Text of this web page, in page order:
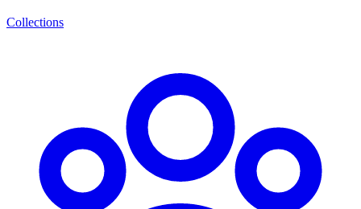
Collections